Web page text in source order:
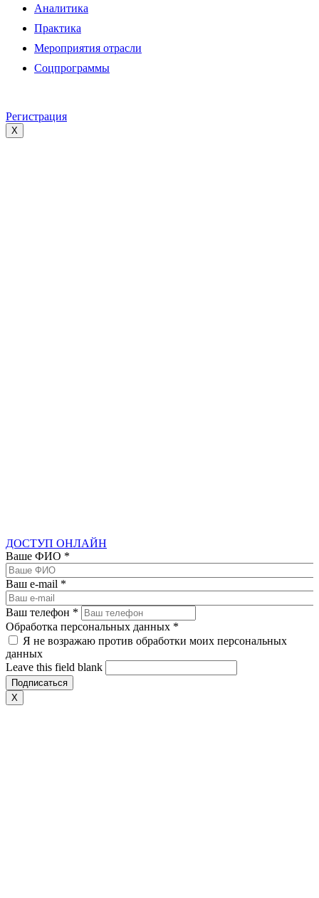
Аналитика
Практика
Мероприятия отрасли
Соцпрограммы
Регистрация
X
ДОСТУП ОНЛАЙН
Ваше ФИО *
Ваш e-mail *
Ваш телефон *
Обработка персональных данных *
Я не возражаю против обработки моих персональных
данных
Leave this field blank
X